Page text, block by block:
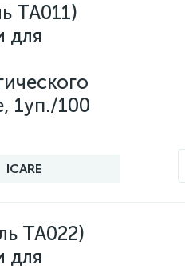
TA011)
для
1уп./100
ICARE
TA022)
для